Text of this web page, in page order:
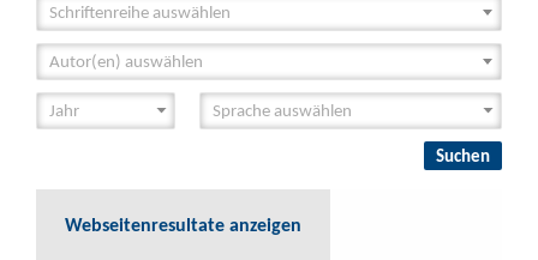
Schriftenreihe auswählen
Autor(en) auswählen
Webseitenresultate anzeigen